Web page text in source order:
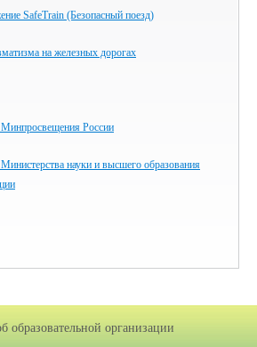
SafeTrain (Безопасный поезд)
на железных дорогах
России
науки и высшего образования
образовательной организации